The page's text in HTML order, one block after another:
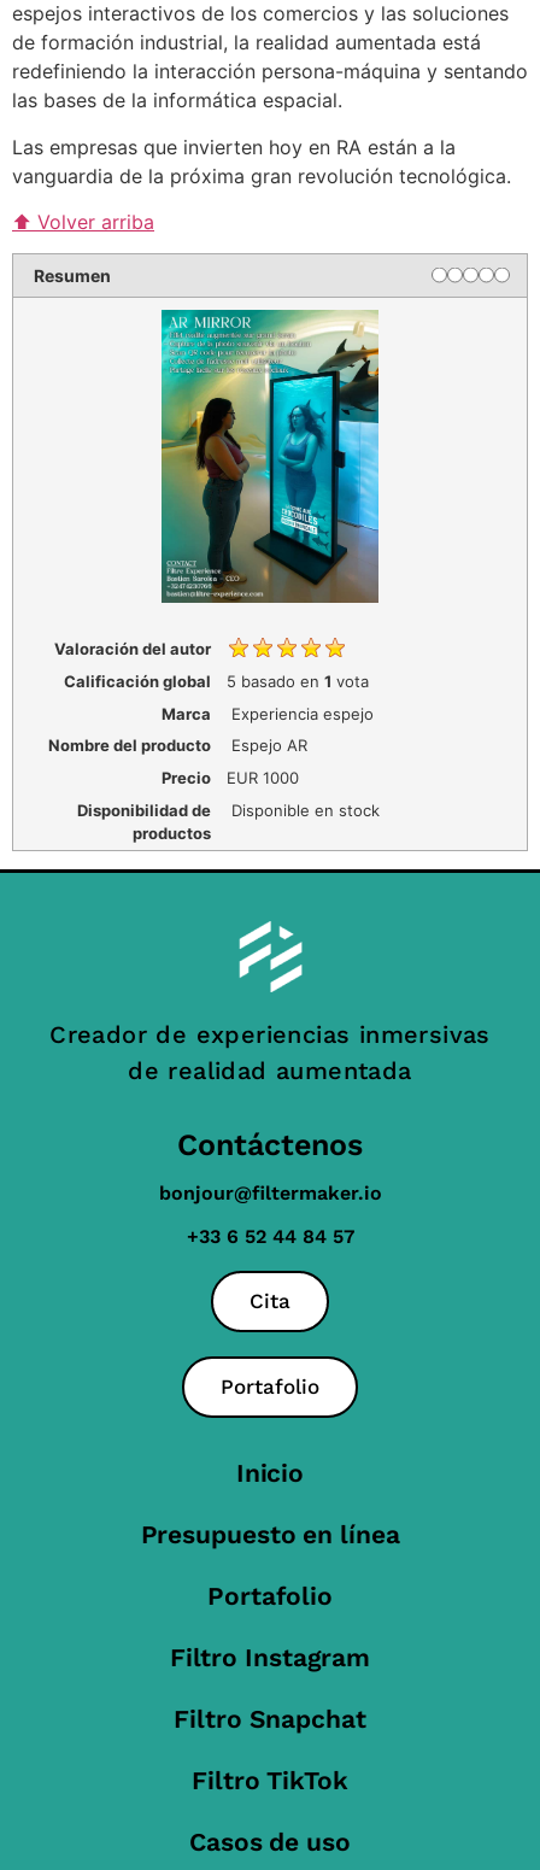
espejos interactivos de los comercios y las soluciones
de formación industrial, la realidad aumentada está
redefiniendo la interacción persona-máquina y sentando
las bases de la informática espacial.
Las empresas que invierten hoy en RA están a la
vanguardia de la próxima gran revolución tecnológica.
⬆ Volver arriba
Resumen
Valoración del autor
Calificación global
5 basado en 1 vota
Marca
Experiencia espejo
Nombre del producto
Espejo AR
Precio
EUR1000
Disponibilidad de
productos
Disponible en stock
Creador de experiencias inmersivas
de realidad aumentada
Contáctenos
bonjour@filtermaker.io
+33 6 52 44 84 57
Cita
Portafolio
Inicio
Presupuesto en línea
Portafolio
Filtro Instagram
Filtro Snapchat
Filtro TikTok
Casos de uso